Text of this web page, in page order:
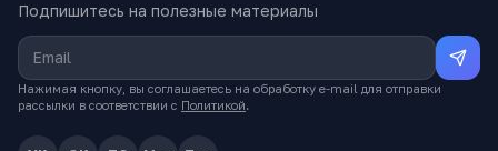
Подпишитесь на полезные материалы
Нажимая кнопку, вы соглашаетесь на обработку e-mail для отправки
рассылки в соответствии с Политикой.